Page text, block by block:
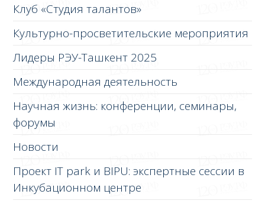
Клуб «Студия талантов»
Культурно-просветительские мероприятия
Лидеры РЭУ-Ташкент 2025
Международная деятельность
Научная жизнь: конференции, семинары,
форумы
Новости
Проект IT park и BIPU: экспертные сессии в
Инкубационном центре